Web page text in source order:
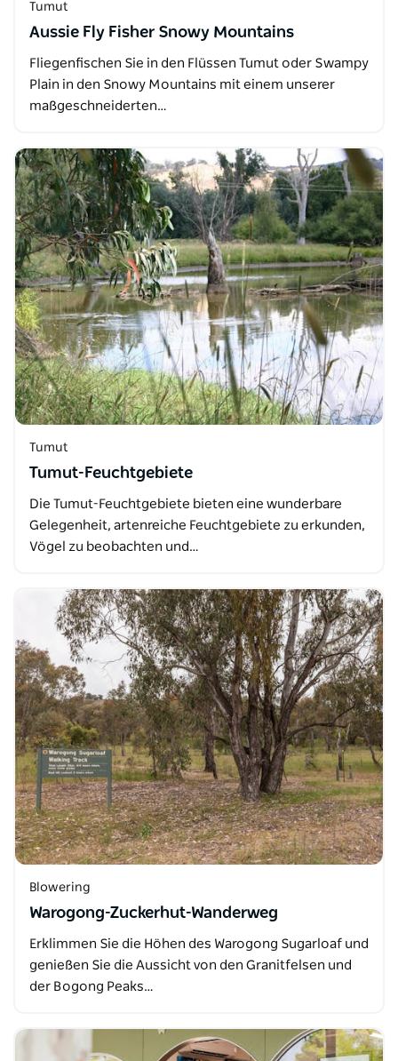
Tumut
Aussie Fly Fisher Snowy Mountains
Fliegenfischen Sie in den Flüssen Tumut oder Swampy
Plain in den Snowy Mountains mit einem unserer
maßgeschneiderten…
Tumut
Tumut-Feuchtgebiete
Die Tumut-Feuchtgebiete bieten eine wunderbare
Gelegenheit, artenreiche Feuchtgebiete zu erkunden,
Vögel zu beobachten und…
Blowering
Warogong-Zuckerhut-Wanderweg
Erklimmen Sie die Höhen des Warogong Sugarloaf und
genießen Sie die Aussicht von den Granitfelsen und
der Bogong Peaks…